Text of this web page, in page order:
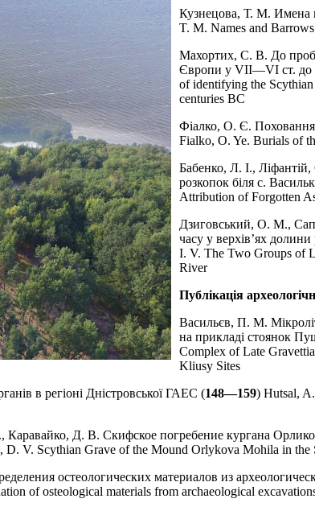
Кузнецова, Т. М. Имена
T. M. Names and
Махортих, С. В. До
Європи у VII—VI ст. до
of identifying the
centuries BC
Фіалко, О. Є. Поховання
Fialko, O. Ye. Burials of
Бабенко, Л. І.,
розкопок біля с.
Attribution of Forgotten
Дзиговський, О. М.,
часу у верхів’ях
I. V. The Two Groups of
River
Публікація
Васильєв, П. М.
на прикладі стоянок
Complex of Late
Kliusy Sites
в регіоні Дністровської ГАЕС (148—159) Hutsal,
Д. В. Скифское погребение кургана
V. Scythian Grave of the Mound Orlykova Mohila in
остеологических материалов из
of osteological materials from archaeological